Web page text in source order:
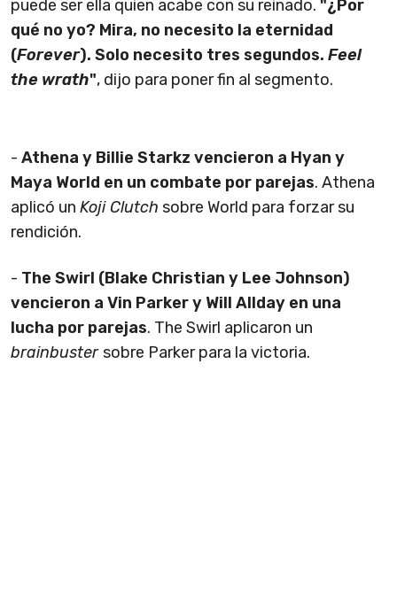
puede ser ella quien acabe con su reinado. "¿Por
qué no yo? Mira, no necesito la eternidad
(Forever). Solo necesito tres segundos. Feel
the wrath", dijo para poner fin al segmento.
- Athena y Billie Starkz vencieron a Hyan y
Maya World en un combate por parejas. Athena
aplicó un Koji Clutch sobre World para forzar su
rendición.
- The Swirl (Blake Christian y Lee Johnson)
vencieron a Vin Parker y Will Allday en una
lucha por parejas. The Swirl aplicaron un
brainbustersobre Parker para la victoria.